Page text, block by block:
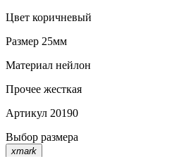
Цвет коричневый
Размер 25мм
Материал нейлон
Прочее жесткая
Артикул 20190
Выбор размера
xmark